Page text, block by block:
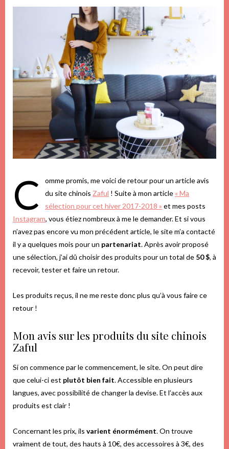
C
omme promis, me voici de retour pour un article avis
du site chinois Zaful ! Suite à mon article « Ma
sélection pour cet hiver 2017-2018 » et mes posts
Instagram, vous étiez nombreux à me le demander. Et si vous
n’avez pas encore vu mon précédent article, le site m’a contacté
il y a quelques mois pour un partenariat. Après avoir proposé
une sélection, j’ai dû choisir des produits pour un total de 50 $, à
recevoir, tester et faire un retour.
Les produits reçus, il ne me reste donc plus qu’à vous faire ce
retour !
Mon avis sur les produits du site chinois
Zaful
Si on commence par le commencement, le site. On peut dire
que celui-ci est plutôt bien fait. Accessible en plusieurs
langues, avec possibilité de changer la devise. Et l’accès aux
produits est clair !
Concernant les prix, ils varient énormément. On trouve
vraiment de tout, des hauts à 10€, des accessoires à 3€, des